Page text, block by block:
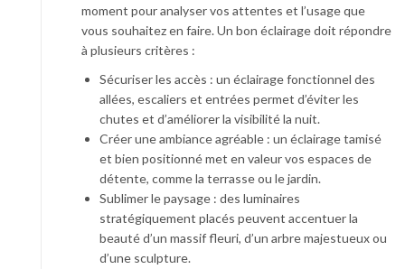
moment pour analyser vos attentes et l’usage que
vous souhaitez en faire. Un bon éclairage doit répondre
à plusieurs critères :
Sécuriser les accès : un éclairage fonctionnel des
allées, escaliers et entrées permet d’éviter les
chutes et d’améliorer la visibilité la nuit.
Créer une ambiance agréable : un éclairage tamisé
et bien positionné met en valeur vos espaces de
détente, comme la terrasse ou le jardin.
Sublimer le paysage : des luminaires
stratégiquement placés peuvent accentuer la
beauté d’un massif fleuri, d’un arbre majestueux ou
d’une sculpture.